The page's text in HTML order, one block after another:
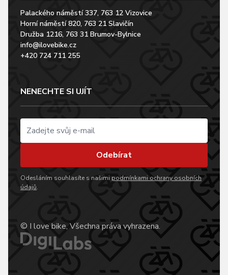
Palackého náměstí 337, 763 12 Vizovice
Horní náměstí 820, 763 21 Slavičín
Družba 1216, 763 31 Brumov-Bylnice
info@ilovebike.cz
+420 724 711 255
NENECHTE SI UJÍT
Odebírat
Odesláním souhlasíte s našimi podmínkami ochrany osobních
údajů.
© I love bike, Všechna práva vyhrazena.